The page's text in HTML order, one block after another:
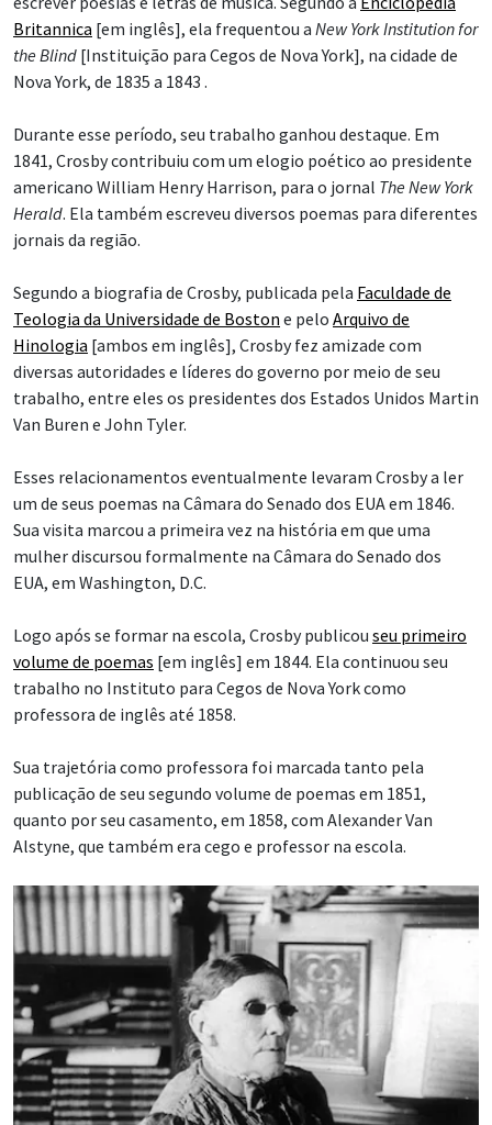
Britannica [em inglês], ela frequentou a New York Institution for
the Blind [Instituição para Cegos de Nova York], na cidade de
Nova York, de 1835 a 1843 .
Durante esse período, seu trabalho ganhou destaque. Em
1841, Crosby contribuiu com um elogio poético ao presidente
americano William Henry Harrison, para o jornal The New York
Herald. Ela também escreveu diversos poemas para diferentes
jornais da região.
Segundo a biografia de Crosby, publicada pela Faculdade de
Teologia da Universidade de Boston e pelo Arquivo de
Hinologia [ambos em inglês], Crosby fez amizade com
diversas autoridades e líderes do governo por meio de seu
trabalho, entre eles os presidentes dos Estados Unidos Martin
Van Buren e John Tyler.
Esses relacionamentos eventualmente levaram Crosby a ler
um de seus poemas na Câmara do Senado dos EUA em 1846.
Sua visita marcou a primeira vez na história em que uma
mulher discursou formalmente na Câmara do Senado dos
EUA, em Washington, D.C.
Logo após se formar na escola, Crosby publicou seu primeiro
volume de poemas [em inglês] em 1844. Ela continuou seu
trabalho no Instituto para Cegos de Nova York como
professora de inglês até 1858.
Sua trajetória como professora foi marcada tanto pela
publicação de seu segundo volume de poemas em 1851,
quanto por seu casamento, em 1858, com Alexander Van
Alstyne, que também era cego e professor na escola.